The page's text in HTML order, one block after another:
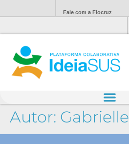
Fale com a Fiocruz
Autor: Gabrielle